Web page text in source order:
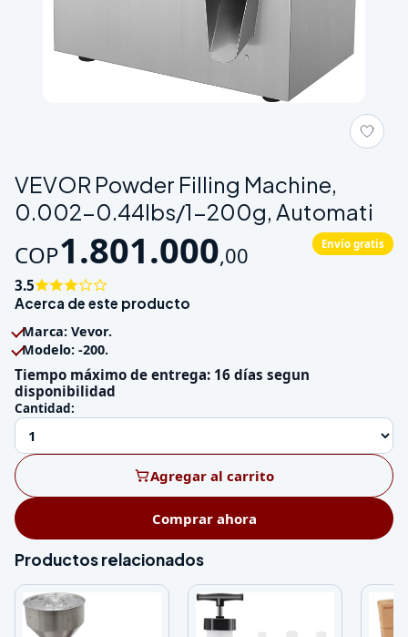
Galeria de VEVOR Powder Filling Machine, 0.002-0.44lbs/1-
VEVOR Powder Filling Machine,
0.002-0.44lbs/1-200g, Automati
COP1.801.000,00 Envío gratis
3.5
Acerca de este producto
Marca: Vevor.
Modelo: -200.
Tiempo máximo de entrega: 16 días segun
disponibilidad
Cantidad:
Agregar al carrito
Comprar ahora
Productos relacionados